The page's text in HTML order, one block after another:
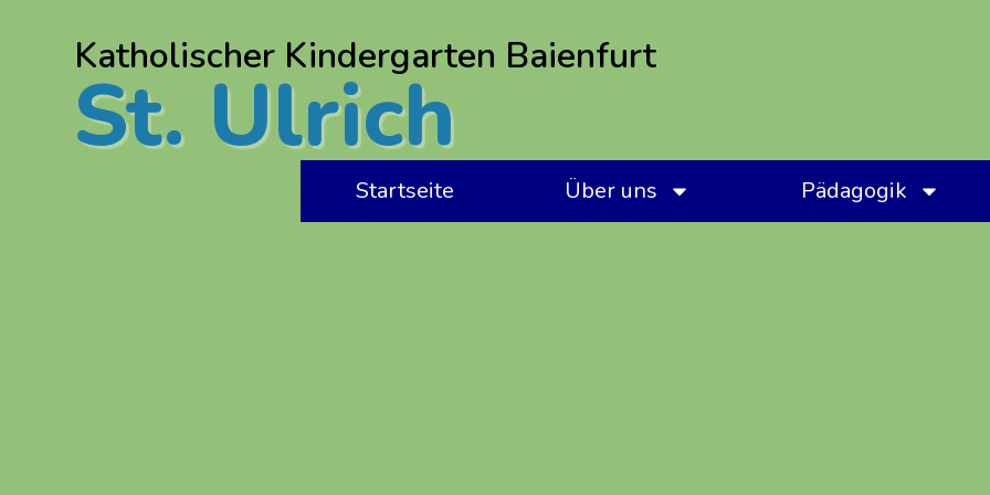
Katholischer Kindergarten Baienfurt
St. Ulrich
Startseite Über uns Pädagogik